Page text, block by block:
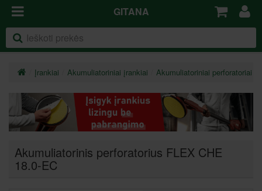
GITANA
Įrankiai Akumuliatoriniai įrankiai Akumuliatoriniai perforatoriai
Akumuliatorinis perforatorius FLEX CHE
18.0-EC